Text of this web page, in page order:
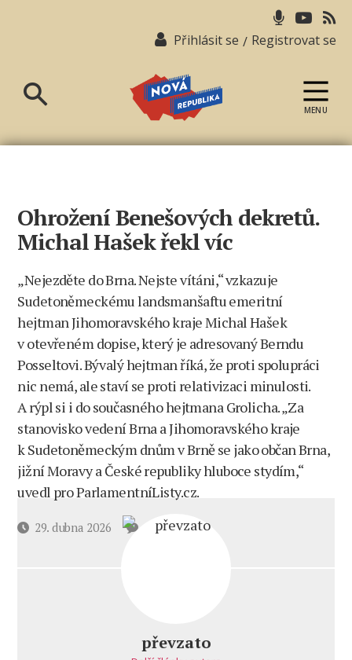
Přihlásit se / Registrovat se
republika
MENU
Ohrožení Benešových dekretů.
Michal Hašek řekl víc
„Nejezděte do Brna. Nejste vítáni,“ vzkazuje
Sudetoněmeckému landsmanšaftu emeritní
hejtman Jihomoravského kraje Michal Hašek
v otevřeném dopise, který je adresovaný Berndu
Posseltovi. Bývalý hejtman říká, že proti spolupráci
nic nemá, ale staví se proti relativizaci minulosti.
A rýpl si i do současného hejtmana Grolicha. „Za
stanovisko vedení Brna a Jihomoravského kraje
k Sudetoněmeckým dnům v Brně se jako občan Brna,
jižní Moravy a České republiky hluboce stydím,“
uvedl pro ParlamentníListy.cz.
Datum29. dubna 2026 8 komentářůu
Michal
převzato